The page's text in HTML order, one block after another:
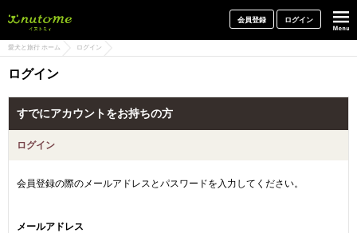
会員登録 ログイン
愛犬と旅行 ホーム ログイン
ログイン
すでにアカウントをお持ちの方
ログイン
会員登録の際のメールアドレスとパスワードを入力してください。
メールアドレス